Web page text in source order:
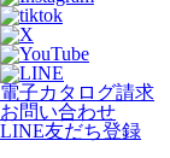
電子カタログ請求
お問い合わせ
LINE友だち登録